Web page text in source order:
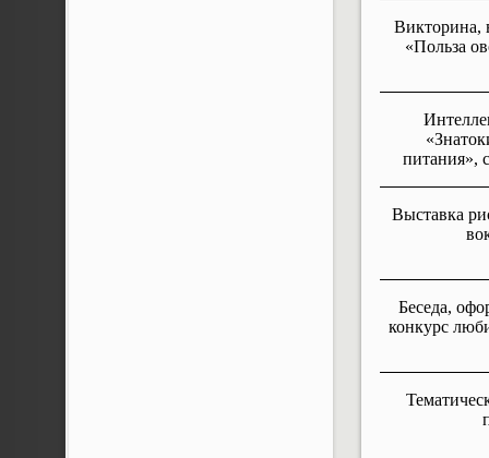
Викторина,
«Польза
питания»,
Выставка
Беседа,
конкурс